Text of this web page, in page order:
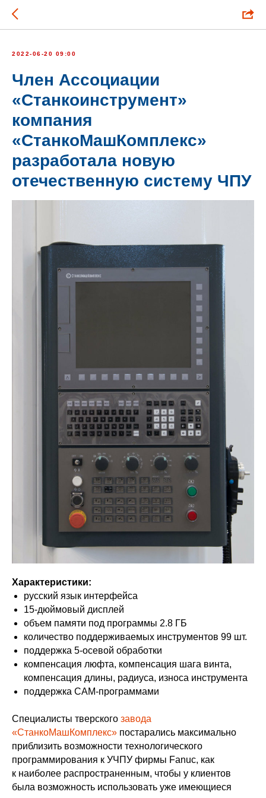
2022-06-20 09:00
Член Ассоциации
«Станкоинструмент»
компания
«СтанкоМашКомплекс»
разработала новую
отечественную систему ЧПУ
Характеристики:
русский язык интерфейса
15-дюймовый дисплей
объем памяти под программы 2.8 ГБ
количество поддерживаемых инструментов 99 шт.
поддержка 5-осевой обработки
компенсация люфта, компенсация шага винта,
компенсация длины, радиуса, износа инструмента
поддержка CAM-программами
Специалисты тверского завода
«СтанкоМашКомплекс» постарались максимально
приблизить возможности технологического
программирования к УЧПУ фирмы Fanuc, как
к наиболее распространенным, чтобы у клиентов
была возможность использовать уже имеющиеся